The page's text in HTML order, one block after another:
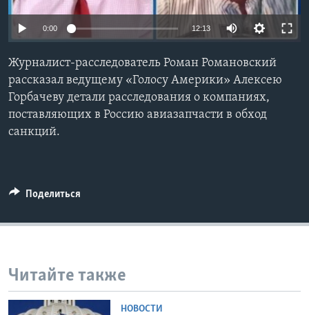
Learning English
СОЦИАЛЬНЫЕ СЕТИ
Языки
0:00 12:13
Журналист-расследователь Роман Романовский
рассказал ведущему «Голосу Америки» Алексею
Горбачеву детали расследования о компаниях,
поставляющих в Россию авиазапчасти в обход
санкций.
Поделиться
Читайте также
НОВОСТИ